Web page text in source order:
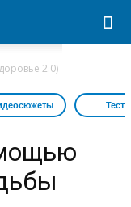
2.0)
Тесты